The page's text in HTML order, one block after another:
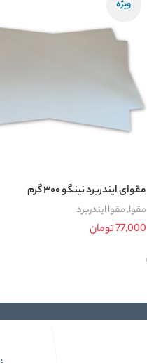
ویژه
مقوای ایندربرد نینگو ۳۰۰ گرم
مقوا,مقوا ایندربرد
77,000تومان